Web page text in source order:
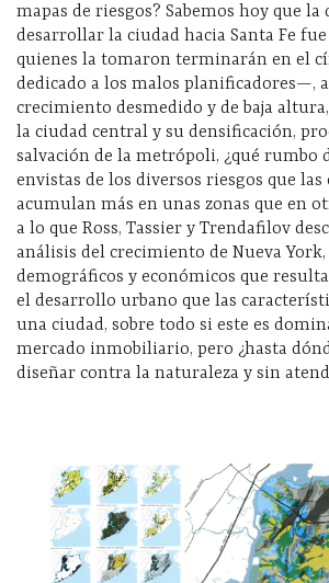
mapas de riesgos? Sabemos hoy que la
desarrollar la ciudad hacia Santa Fe
quienes la tomaron terminarán en el
dedicado a los malos planificadores—,
crecimiento desmedido y de baja
la ciudad central y su densificación,
salvación de la metrópoli, ¿qué rumbo
envistas de los diversos riesgos que las
acumulan más en unas zonas que en
a lo que Ross, Tassier y Trendafilov
análisis del crecimiento de Nueva
demográficos y económicos que
el desarrollo urbano que las
una ciudad, sobre todo si este es
mercado inmobiliario, pero ¿hasta
diseñar contra la naturaleza y sin